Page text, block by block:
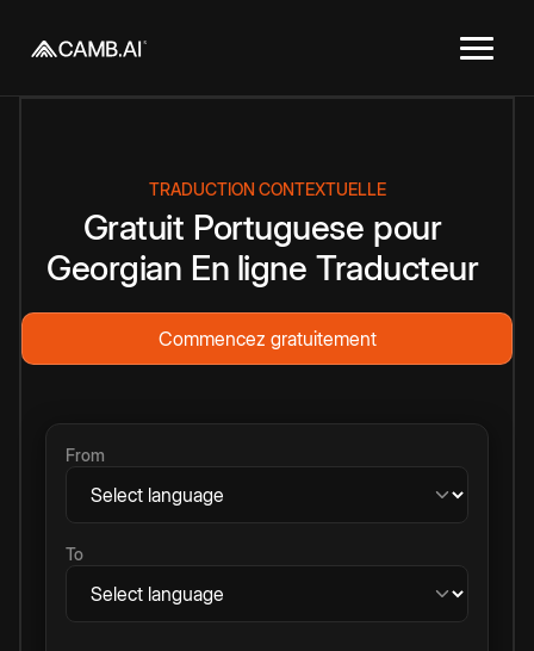
TRADUCTION CONTEXTUELLE
Gratuit Portuguese pour
Georgian En ligne Traducteur
Commencez gratuitement
From
To